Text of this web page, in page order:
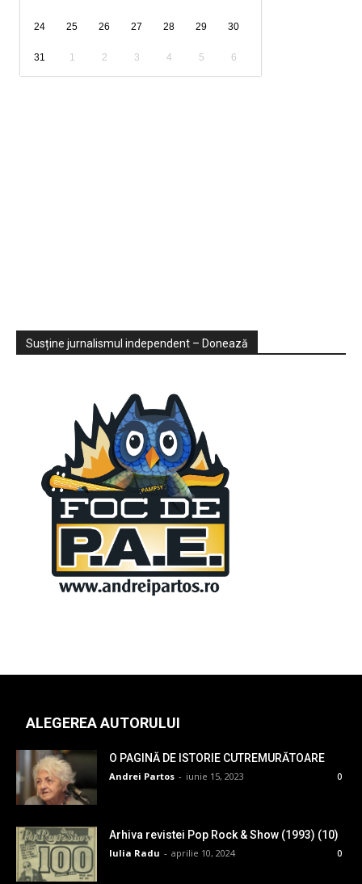
24 25 26 27 28 29 30
31 1 2 3 4 5 6
Sondaje
Video
Susține jurnalismul independent – Donează
ALEGEREA AUTORULUI
O PAGINĂ DE ISTORIE CUTREMURĂTOARE
Andrei Partos - iunie 15, 2023 0
Arhiva revistei Pop Rock & Show (1993) (10)
Iulia Radu - aprilie 10, 2024 0